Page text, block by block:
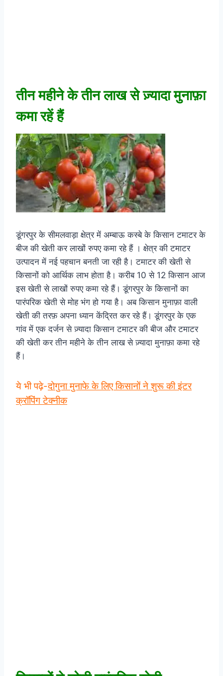
तीन महीने के तीन लाख से ज़्यादा मुनाफ़ा
कमा रहें हैं
डूंगरपुर के सीमलवाड़ा क्षेत्र में अम्बाऊ कस्बे के किसान टमाटर के
बीज की खेती कर लाखों रुपए कमा रहे हैं । क्षेत्र की टमाटर
उत्पादन में नई पहचान बनती जा रही है। टमाटर की खेती से
किसानों को आर्थिक लाभ होता है। करीब 10 से 12 किसान आज
इस खेती से लाखों रुपए कमा रहे हैं। डूंगरपुर के किसानों का
पारंपरिक खेती से मोह भंग हो गया है। अब किसान मुनाफ़ा वाली
खेती की तरफ़ अपना ध्यान केंद्रित कर रहे हैं। डूंगरपुर के एक
गांव में एक दर्जन से ज़्यादा किसान टमाटर की बीज और टमाटर
की खेती कर तीन महीने के तीन लाख से ज़्यादा मुनाफ़ा कमा रहे
हैं।
ये भी पढ़े-दोगुना मुनाफे के लिए किसानों ने शुरू की इंटर
क्रॉपिंग टेक्नीक